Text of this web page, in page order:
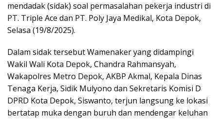
mendadak (sidak) soal permasalahan pekerja industri di
PT. Triple Ace dan PT. Poly Jaya Medikal, Kota Depok,
Selasa (19/8/2025).
Dalam sidak tersebut Wamenaker yang didampingi
Wakil Wali Kota Depok, Chandra Rahmansyah,
Wakapolres Metro Depok, AKBP Akmal, Kepala Dinas
Tenaga Kerja, Sidik Mulyono dan Sekretaris Komisi D
DPRD Kota Depok, Siswanto, terjun langsung ke lokasi
bertatap muka dengan buruh dan mendengar keluhan